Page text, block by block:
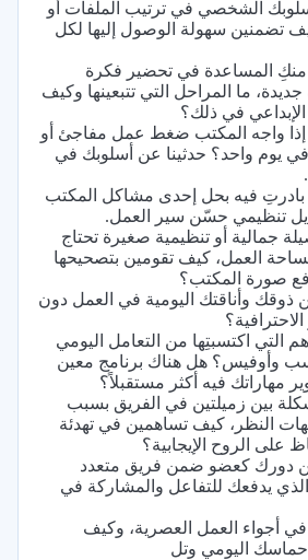
الشخصي في ترتيب الملفات أو
تضمنين سهولة الوصول إليها لكل
المساعدة في تحضير فكرة
ما المراحل التي تتبعينها وكيف
في ذلك؟
واجه المكتب ضغط عمل مفاجئ أو
يوم واحد؟ حدثينا عن أسلوبك في
فيه بحل إحدى مشاكل المكتب
تنظيمي حسّن سير العمل.
جمالية أو تنظيمية صغيرة تحتاج
العمل، كيف تقومين بتصحيحها
صورة المكتب؟
ذوقك وأناقتك اليومية في العمل دون
الاحترافية؟
التي اكتسبتِها من التعامل اليومي
وأوفيس؟ هل هناك برنامج معين
مهاراتك فيه أكثر مستقبلاً؟
بين زميلتين في الفريق بسبب
النظر، كيف تساهمين في تهدئة
على الروح الإيجابية؟
دورك كعضو ضمن فريق متعدد
الذي يدفعك للتفاعل والمشاركة في
أجواء العمل العصرية، وكيف
اليومي وتل